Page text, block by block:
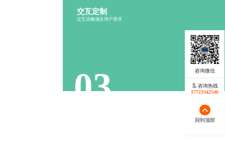
交互定制
交互流畅满足用户需求
03
咨询热线
17723342546
回到顶部